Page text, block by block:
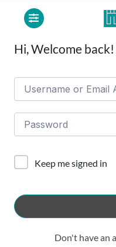
Hi, Welcome back!
Keep me signed in
Don't have an